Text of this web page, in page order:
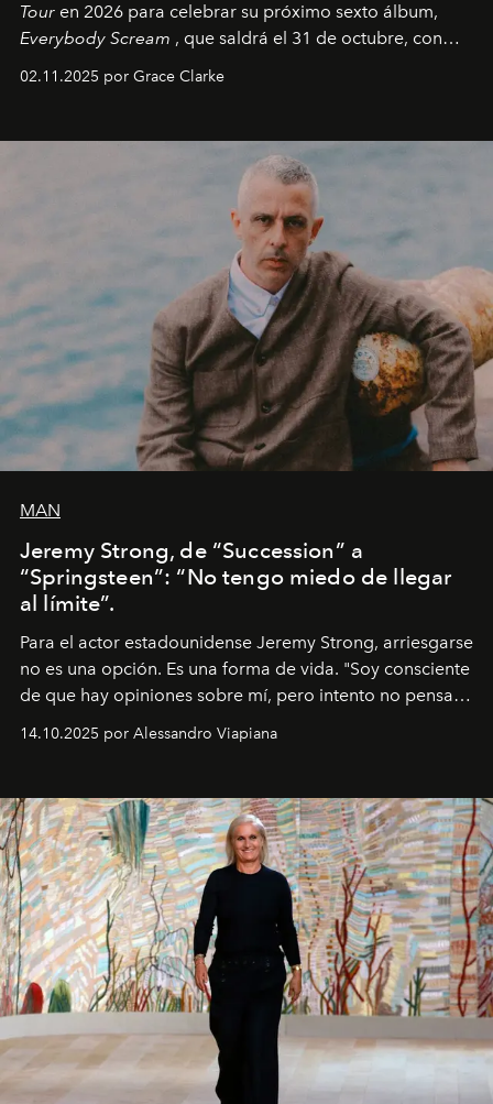
Tour en 2026 para celebrar su próximo sexto álbum,
Everybody Scream , que saldrá el 31 de octubre, con
fechas en Norteamérica a partir de abril del próximo
02.11.2025 por Grace Clarke
MAN
Jeremy Strong, de “Succession” a
“Springsteen”: “No tengo miedo de llegar
al límite”.
Para el actor estadounidense Jeremy Strong, arriesgarse
no es una opción. Es una forma de vida. "Soy consciente
de que hay opiniones sobre mí, pero intento no pensar
demasiado en cómo me perciben. Creo que es una
pérdida de tiempo", afirma.
14.10.2025 por Alessandro Viapiana